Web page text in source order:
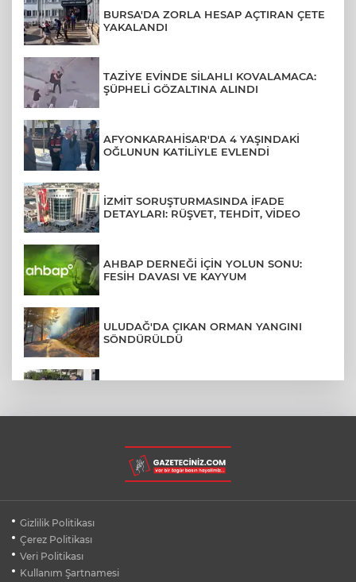
BURSA'DA ZORLA HESAP AÇTIRAN ÇETE
YAKALANDI
TAZİYE EVİNDE SİLAHLI KOVALAMACA:
ŞÜPHELİ GÖZALTINA ALINDI
AFYONKARAHİSAR'DA 4 YAŞINDAKİ
OĞLUNUN KATİLİYLE EVLENDİ
İZMİT SORUŞTURMASINDA İFADE
DETAYLARI: RÜŞVET, TEHDİT, VİDEO
AHBAP DERNEĞİ İÇİN YOLUN SONU:
FESİH DAVASI VE KAYYUM
ULUDAĞ'DA ÇIKAN ORMAN YANGINI
SÖNDÜRÜLDÜ
ASLI HÜNEL'DEN BURSA'DA
UNUTULMAZ KONSER
VAN'DA İŞİTME ENGELLİ MÜŞTERİ,
Gizlilik Politikası
Çerez Politikası
Veri Politikası
Kullanım Şartnamesi